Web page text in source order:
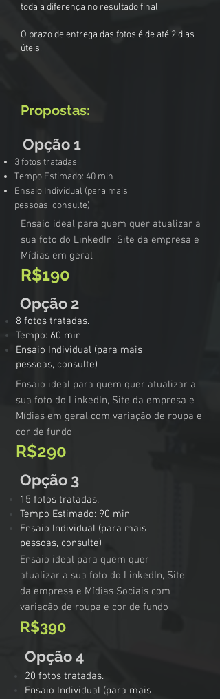
toda a diferença no resultado final.
O prazo de entrega das fotos é de até 2 dias
úteis.
Propostas:
Opção 1
3 fotos tratadas.
Tempo Estimado: 40 min
​Ensaio Individual (para mais
pessoas, consulte)
Ensaio ideal para quem quer atualizar a
sua foto do LinkedIn, Site da empresa e
Mídias em geral
R$190
Opção 2
8 fotos tratadas.
​Tempo: 60 min
​Ensaio Individual (para mais
pessoas, consulte)
Ensaio ideal para quem quer atualizar a
sua foto do LinkedIn, Site da empresa e
Mídias em geral com variação de roupa e
cor de fundo
R$290
Opção 3
15 fotos tratadas.
​Tempo Estimado: 90 min
Ensaio Individual (para mais
pessoas, consulte)
Ensaio ideal para quem quer
atualizar a sua foto do LinkedIn, Site
da empresa e Mídias Sociais com
variação de roupa e cor de fundo
R$390
Opção 4
20 fotos tratadas.
Ensaio Individual (para mais